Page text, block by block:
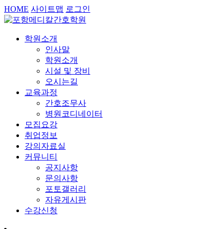
HOME 사이트맵 로그인
학원소개
인사말
학원소개
시설 및 장비
오시는길
교육과정
간호조무사
병원코디네이터
모집요강
취업정보
강의자료실
커뮤니티
공지사항
문의사항
포토갤러리
자유게시판
수강신청